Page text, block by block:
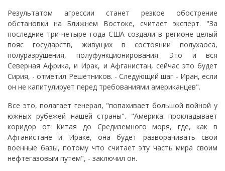
Результатом агрессии станет резкое обострение
обстановки на Ближнем Востоке, считает эксперт. "За
последние три-четыре года США создали в регионе целый
пояс государств, живущих в состоянии полухаоса,
полуразрушения, полуфункционирования. Это и вся
Северная Африка, и Ирак, и Афганистан, сейчас это будет
Сирия, - отметил Решетников. - Следующий шаг - Иран, если
он не капитулирует перед требованиями американцев".
Все это, полагает генерал, "попахивает большой войной у
южных рубежей нашей страны". "Америка прокладывает
коридор от Китая до Средиземного моря, где, как в
Афганистане и Ираке, она будет разворачивать свои
военные базы, потому что считает эту часть мира своим
нефтегазовым путем", - заключил он.